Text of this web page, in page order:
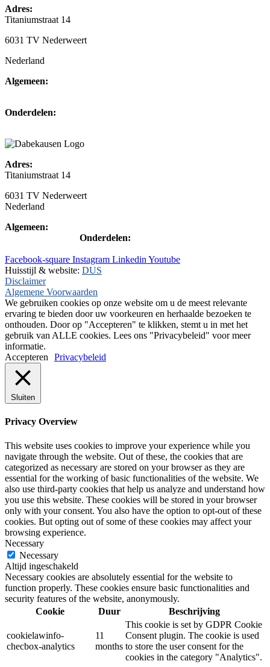
Adres:
Titaniumstraat 14
6031 TV Nederweert
Nederland
Algemeen:
Onderdelen:
Adres:
Titaniumstraat 14
6031 TV Nederweert
Nederland
Algemeen:
Onderdelen:
Facebook-square Instagram Linkedin Youtube
Huisstijl & website: DUS
Disclaimer
Algemene Voorwaarden
We gebruiken cookies op onze website om u de meest relevante
ervaring te bieden door uw voorkeuren en herhaalde bezoeken te
onthouden. Door op "Accepteren" te klikken, stemt u in met het
gebruik van ALLE cookies. Lees ons "Privacybeleid" voor meer
informatie.
Accepteren
Privacybeleid
Sluiten
Privacy Overview
This website uses cookies to improve your experience while you
navigate through the website. Out of these, the cookies that are
categorized as necessary are stored on your browser as they are
essential for the working of basic functionalities of the website. We
also use third-party cookies that help us analyze and understand how
you use this website. These cookies will be stored in your browser
only with your consent. You also have the option to opt-out of these
cookies. But opting out of some of these cookies may affect your
browsing experience.
Necessary
Necessary
Altijd ingeschakeld
Necessary cookies are absolutely essential for the website to
function properly. These cookies ensure basic functionalities and
security features of the website, anonymously.
Cookie
Duur Beschrijving
cookielawinfo-
checbox-analytics
11
months
This cookie is set by GDPR Cookie
Consent plugin. The cookie is used
to store the user consent for the
cookies in the category "Analytics".